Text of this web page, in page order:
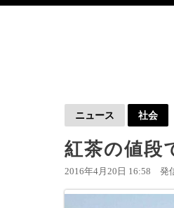
ニュース 社会
紅茶の値段
2016年4月20日 16:58 発